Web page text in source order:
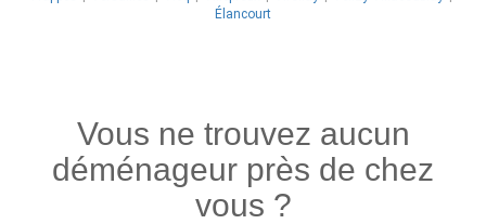
Élancourt
Vous ne trouvez aucun
déménageur près de chez
vous ?